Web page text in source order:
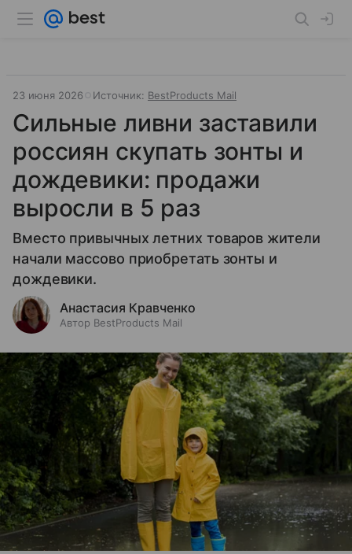
23 июня 2026 Источник: BestProducts Mail
Сильные ливни заставили
россиян скупать зонты и
дождевики: продажи
выросли в 5 раз
Вместо привычных летних товаров жители
начали массово приобретать зонты и
дождевики.
Анастасия Кравченко
Автор BestProducts Mail